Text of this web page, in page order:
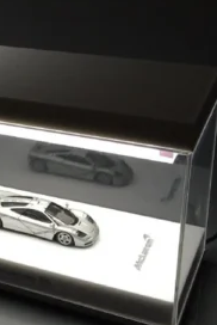
Pilar Mata Rubio
07/2026
como ha